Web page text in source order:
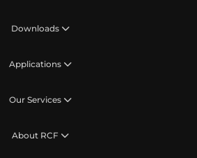
Downloads
Applications
Our Services
About RCF